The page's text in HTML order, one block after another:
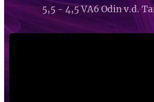
5,5 - 4,5 VA6 Odin v.d.